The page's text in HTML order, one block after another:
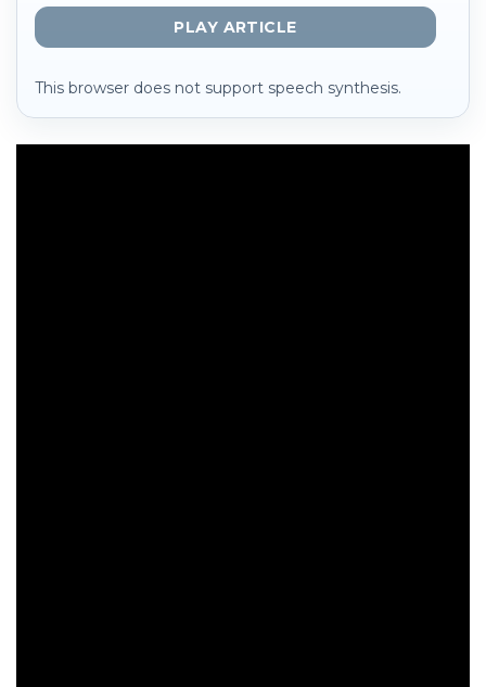
PLAY ARTICLE
This browser does not support speech synthesis.